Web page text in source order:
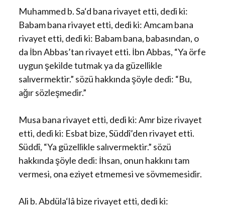
Muhammed b. Sa‘d bana rivayet etti, dedi ki:
Babam bana rivayet etti, dedi ki: Amcam bana
rivayet etti, dedi ki: Babam bana, babasından, o
da İbn Abbas’tan rivayet etti. İbn Abbas, “Ya örfe
uygun şekilde tutmak ya da güzellikle
salıvermektir.” sözü hakkında şöyle dedi: “Bu,
ağır sözleşmedir.”
Musa bana rivayet etti, dedi ki: Amr bize rivayet
etti, dedi ki: Esbat bize, Süddî’den rivayet etti.
Süddî, “Ya güzellikle salıvermektir.” sözü
hakkında şöyle dedi: İhsan, onun hakkını tam
vermesi, ona eziyet etmemesi ve sövmemesidir.
Ali b. Abdüla‘lâ bize rivayet etti, dedi ki: